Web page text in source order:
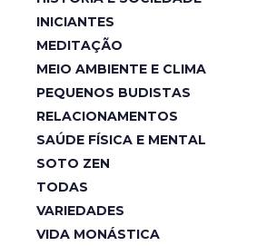
INICIANTES
MEDITAÇÃO
MEIO AMBIENTE E CLIMA
PEQUENOS BUDISTAS
RELACIONAMENTOS
SAÚDE FÍSICA E MENTAL
SOTO ZEN
TODAS
VARIEDADES
VIDA MONÁSTICA